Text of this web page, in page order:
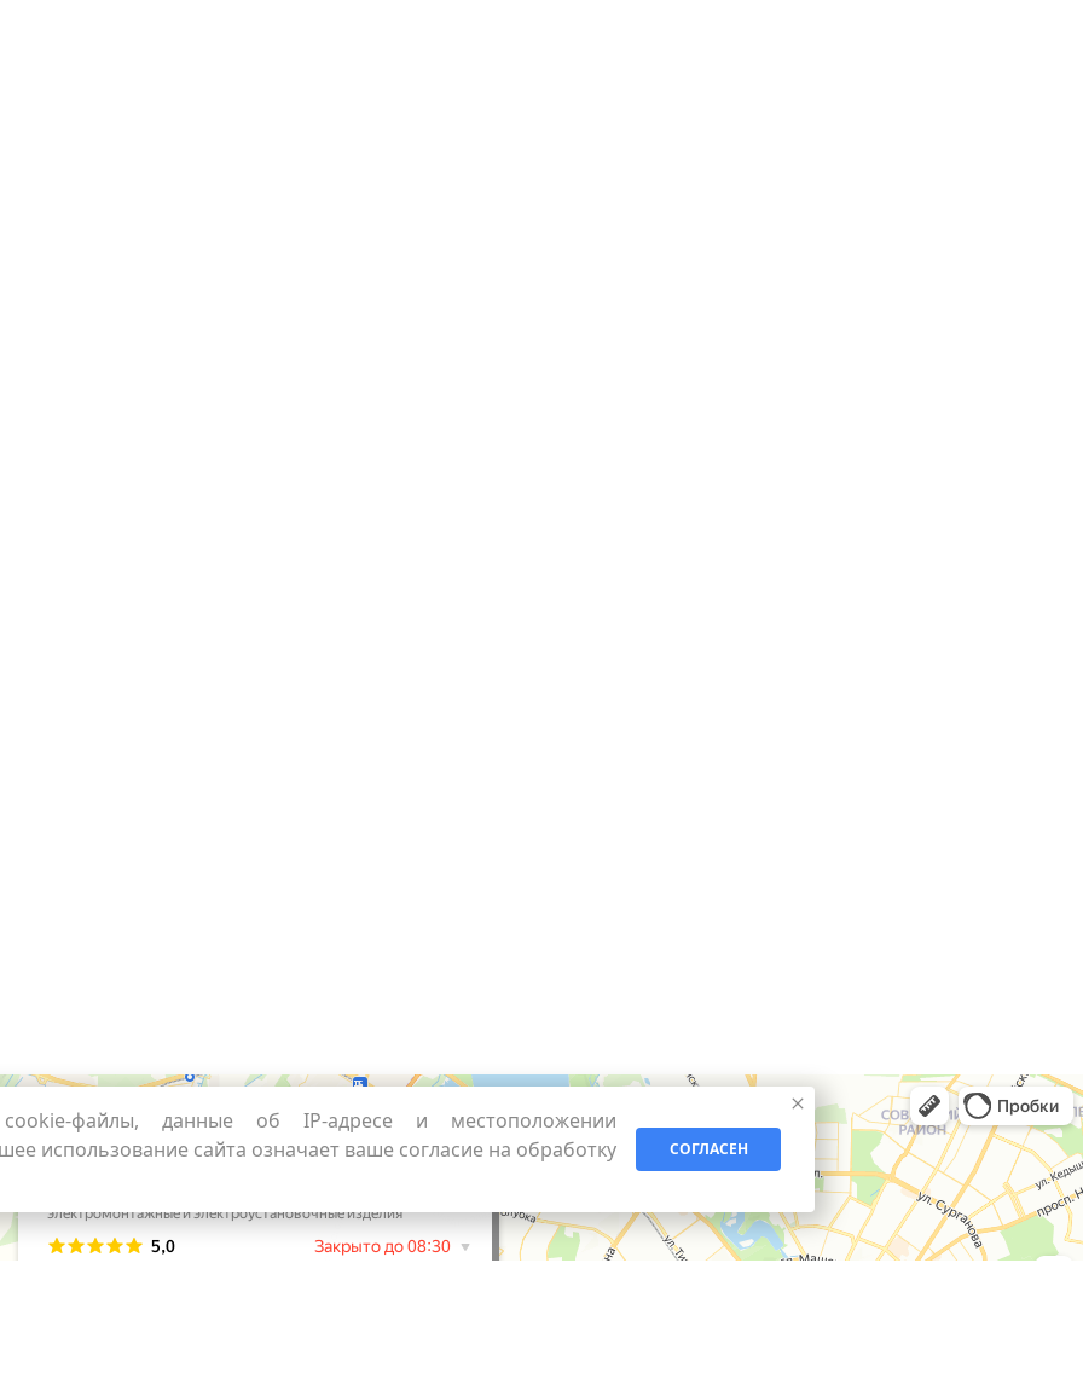
файлы, данные об IP-адресе и местоположении
использование сайта означает ваше согласие на обработку
СОГЛАСЕН